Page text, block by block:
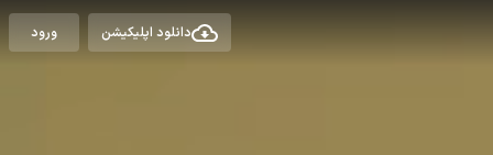
دانلود اپلیکیشن ورود